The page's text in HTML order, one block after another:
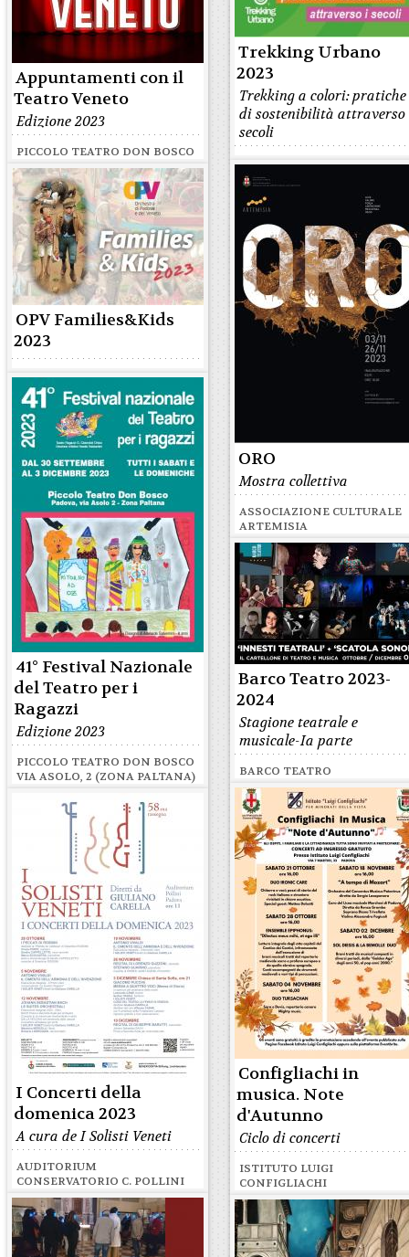
Trekking Urbano
2023
Trekking a colori: pratiche
di sostenibilità
secoli
Appuntamenti con il
Teatro Veneto
Edizione 2023
PICCOLO TEATRO DON BOSCO
ORO
Mostra collettiva
ASSOCIAZIONE CULTURALE
ARTEMISIA
OPV Families&Kids
2023
41° Festival Nazionale
del Teatro per i
Ragazzi
Edizione 2023
PICCOLO TEATRO DON BOSCO
VIA ASOLO, 2 (ZONA PALTANA)
Barco Teatro 2023-
2024
Stagione teatrale e
musicale-Ia parte
BARCO TEATRO
Configliachi in
musica. Note
d'Autunno
Ciclo di concerti
ISTITUTO LUIGI
CONFIGLIACHI
I Concerti della
domenica 2023
A cura de I Solisti Veneti
AUDITORIUM
CONSERVATORIO C. POLLINI